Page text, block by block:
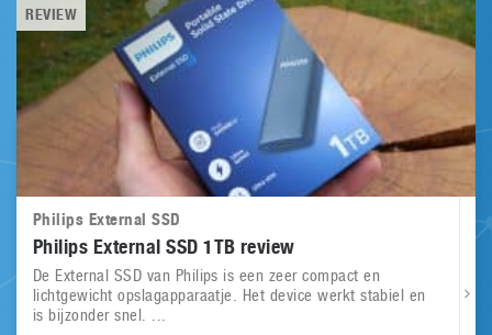
REVIEW
Philips External SSD
Philips External SSD 1TB review
De External SSD van Philips is een zeer compact en
lichtgewicht opslagapparaatje. Het device werkt stabiel en
is bijzonder snel. ...